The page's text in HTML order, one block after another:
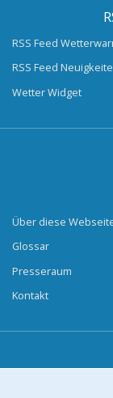
RSS Feed
RSS Feed
Wetter Widget
Über diese
Glossar
Presseraum
Kontakt